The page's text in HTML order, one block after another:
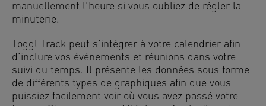
manuellement l'heure si vous oubliez de régler la
minuterie.
Toggl Track peut s'intégrer à votre calendrier afin
d'inclure vos événements et réunions dans votre
suivi du temps. Il présente les données sous forme
de différents types de graphiques afin que vous
puissiez facilement voir où vous avez passé votre